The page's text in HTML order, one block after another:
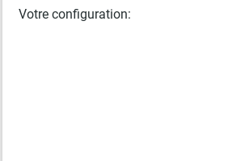
Votre configuration: